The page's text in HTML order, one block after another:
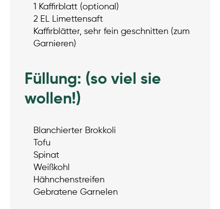
1 Kaffirblatt (optional)
2 EL Limettensaft
Kaffirblätter, sehr fein geschnitten (zum
Garnieren)
Füllung: (so viel sie
wollen!)
Blanchierter Brokkoli
Tofu
Spinat
Weißkohl
Hähnchenstreifen
Gebratene Garnelen